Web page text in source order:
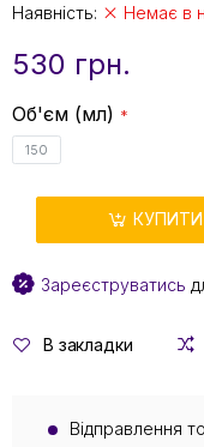
Наявність: Немає в
530 грн.
Об'єм (мл)
150
КУПИТИ
Зареєструватись
В закладки
Відправлення